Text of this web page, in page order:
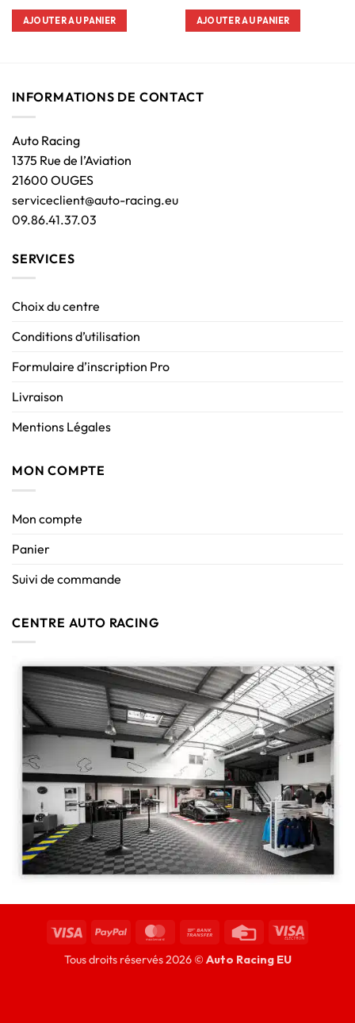
AJOUTER AU PANIER AJOUTER AU PANIER
INFORMATIONS DE CONTACT
Auto Racing
1375 Rue de l’Aviation
21600 OUGES
serviceclient@auto-racing.eu
09.86.41.37.03
SERVICES
Choix du centre
Conditions d’utilisation
Formulaire d’inscription Pro
Livraison
Mentions Légales
MON COMPTE
Mon compte
Panier
Suivi de commande
CENTRE AUTO RACING
Tous droits réservés 2026 © Auto Racing EU